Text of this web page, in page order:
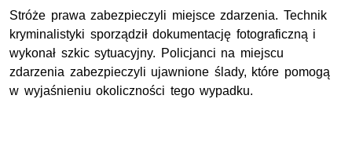
Stróże prawa zabezpieczyli miejsce zdarzenia. Technik
kryminalistyki sporządził dokumentację fotograficzną i
wykonał szkic sytuacyjny. Policjanci na miejscu
zdarzenia zabezpieczyli ujawnione ślady, które pomogą
w wyjaśnieniu okoliczności tego wypadku.